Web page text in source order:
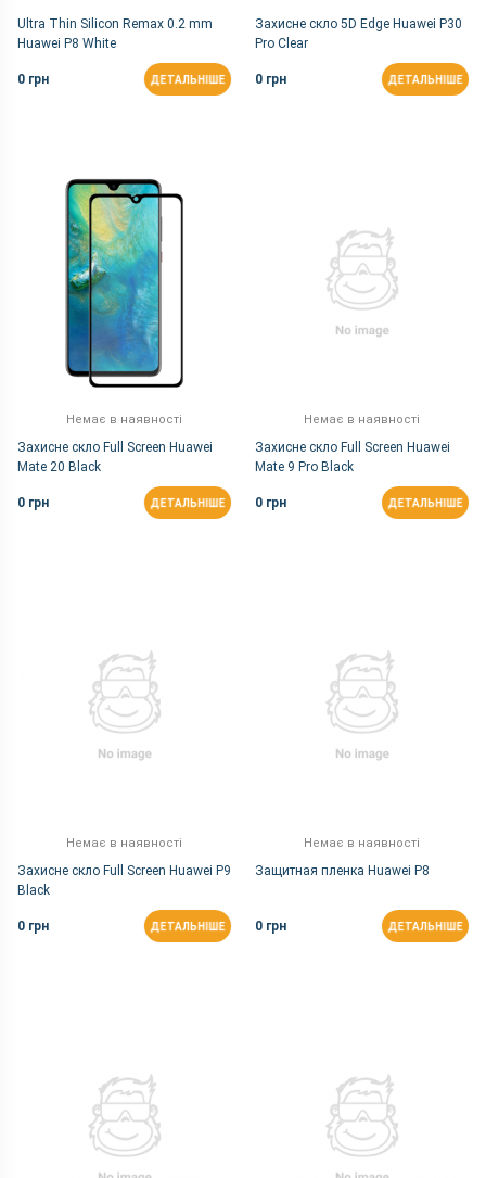
Ultra Thin Silicon Remax 0.2 mm
Huawei P8 White
0 грн ДЕТАЛЬНІШЕ
Захисне скло 5D Edge Huawei P30
Pro Clear
0 грн ДЕТАЛЬНІШЕ
Немає в наявності
Захисне скло Full Screen Huawei
Mate 20 Black
0 грн ДЕТАЛЬНІШЕ
Немає в наявності
Захисне скло Full Screen Huawei
Mate 9 Pro Black
0 грн ДЕТАЛЬНІШЕ
Немає в наявності
Захисне скло Full Screen Huawei P9
Black
0 грн ДЕТАЛЬНІШЕ
Немає в наявності
Защитная пленка Huawei P8
0 грн ДЕТАЛЬНІШЕ